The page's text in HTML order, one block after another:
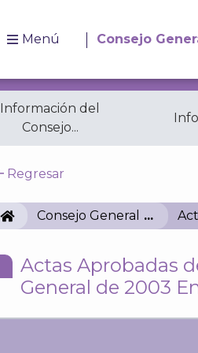
Menú Consejo
Información del
Consejo...
Resoluciones
Regresar
IECMConsejo General
Actas Aprobadas
General de 2003